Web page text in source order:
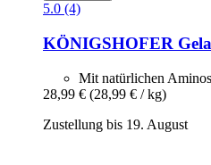
5.0 (4)
KÖNIGSHOFER
Mit natürlichen
28,99 € (28,99 € / kg)
Zustellung bis 19. August